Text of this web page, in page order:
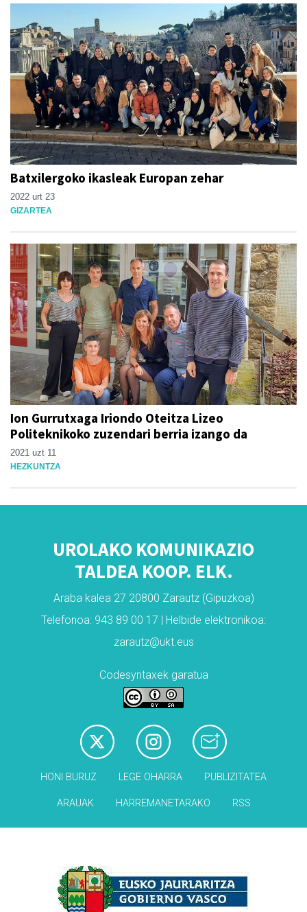
Batxilergoko ikasleak Europan zehar
2022 urt 23
GIZARTEA
Ion Gurrutxaga Iriondo Oteitza Lizeo
Politeknikoko zuzendari berria izango da
2021 uzt 11
HEZKUNTZA
UROLAKO KOMUNIKAZIO
TALDEA KOOP. ELK.
Araba kalea 27 20800 Zarautz (Gipuzkoa)
Telefonoa: 943 89 00 17 | Helbide elektronikoa:
zarautz@ukt.eus
Codesyntaxek garatua
HONI BURUZ LEGE OHARRA PUBLIZITATEA
ARAUAK HARREMANETARAKO RSS